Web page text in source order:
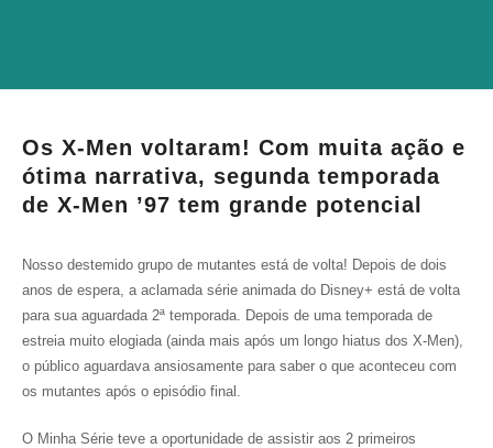
Os X-Men voltaram! Com muita ação e
ótima narrativa, segunda temporada
de X-Men ’97 tem grande potencial
Nosso destemido grupo de mutantes está de volta! Depois de dois
anos de espera, a aclamada série animada do Disney+ está de volta
para sua aguardada 2ª temporada. Depois de uma temporada de
estreia muito elogiada (ainda mais após um longo hiatus dos X-Men),
o público aguardava ansiosamente para saber o que aconteceu com
os mutantes após o episódio final.
O Minha Série teve a oportunidade de assistir aos 2 primeiros